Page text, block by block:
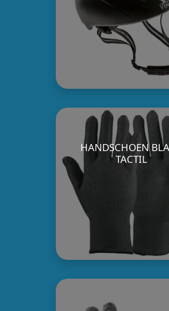
HANDSCHOEN
TACTIL